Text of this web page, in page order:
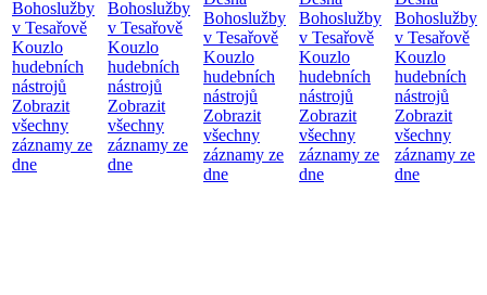
Bohoslužby
v Tesařově
Kouzlo
hudebních
nástrojů
Zobrazit
všechny
záznamy ze
dne
Bohoslužby
v Tesařově
Kouzlo
hudebních
nástrojů
Zobrazit
všechny
záznamy ze
dne
Bohoslužby
v Tesařově
Kouzlo
hudebních
nástrojů
Zobrazit
všechny
záznamy ze
dne
Bohoslužby
v Tesařově
Kouzlo
hudebních
nástrojů
Zobrazit
všechny
záznamy ze
dne
Bohoslužby
v Tesařově
Kouzlo
hudebních
nástrojů
Zobrazit
všechny
záznamy ze
dne